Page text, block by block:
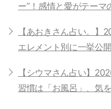
ー”！感情と愛がテーマ
【あおきさん占い。】
エレメント別に一挙公開
【シウマさん占い】
習慣は「お風呂」、気